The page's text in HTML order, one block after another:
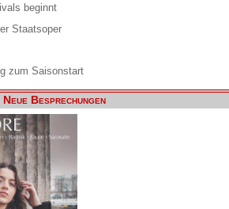
beginnt
Staatsoper
zum Saisonstart
Neue Besprechungen